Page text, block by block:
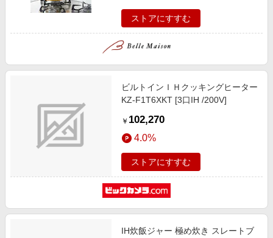
ビジネス・その他サービス
ストアにすすむ
ビルトインＩＨクッキングヒーター
KZ-F1T6XKT [3口IH /200V]
￥ 102,270
4.0%
ストアにすすむ
IH炊飯ジャー 極め炊き スレートブ